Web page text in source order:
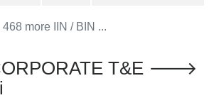
468 more IIN / BIN ...
T&E 🡒